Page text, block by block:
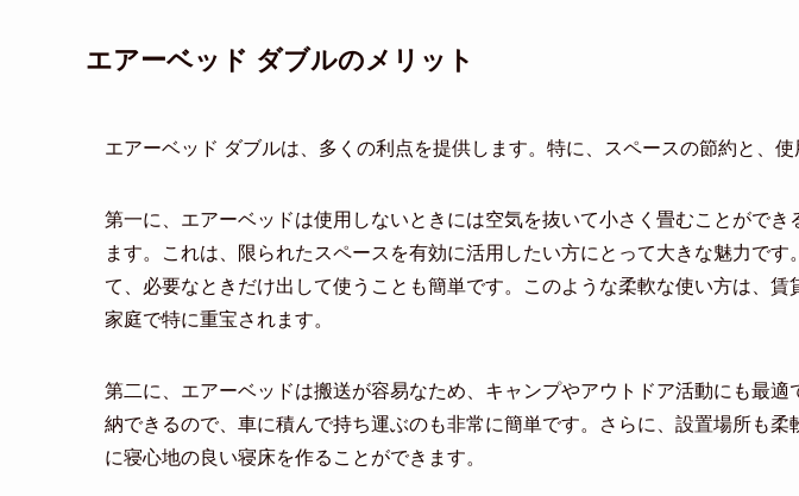
エアーベッド ダブルのメリット
エアーベッド ダブルは、多くの利点を提供します。特に、スペースの節約と、使
第一に、エアーベッドは使用しないときには空気を抜いて小さく畳むことができ
ます。これは、限られたスペースを有効に活用したい方にとって大きな魅力です
て、必要なときだけ出して使うことも簡単です。このような柔軟な使い方は、賃
家庭で特に重宝されます。
第二に、エアーベッドは搬送が容易なため、キャンプやアウトドア活動にも最適
納できるので、車に積んで持ち運ぶのも非常に簡単です。さらに、設置場所も柔
に寝心地の良い寝床を作ることができます。